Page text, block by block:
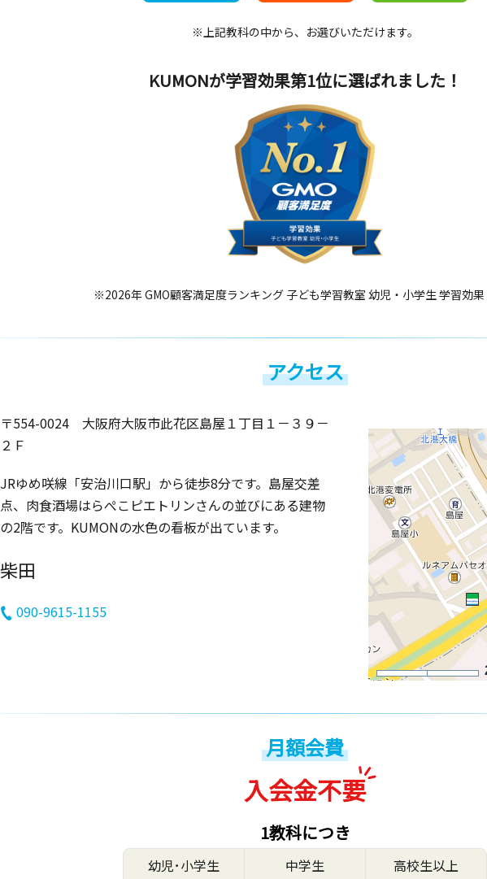
※上記教科の中から、お選びいただけます。
KUMONが学習効果第1位に選ばれました！
※2026年 GMO顧客満足度ランキング 子ども学習教室 幼児・小学生 学習効
アクセス
〒554-0024 大阪府大阪市此花区島屋１丁目１－３９－
２Ｆ
JRゆめ咲線「安治川口駅」から徒歩8分です。島屋交差
点、肉食酒場はらぺこピエトリンさんの並びにある建物
の2階です。KUMONの水色の看板が出ています。
柴田
090-9615-1155
月額会費
入会金不要
1教科につき
幼児･小学生
中学生
高校生以上